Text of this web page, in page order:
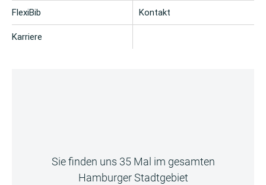
FlexiBib
Karriere
Kontakt
Sie finden uns 35 Mal im gesamten
Hamburger Stadtgebiet